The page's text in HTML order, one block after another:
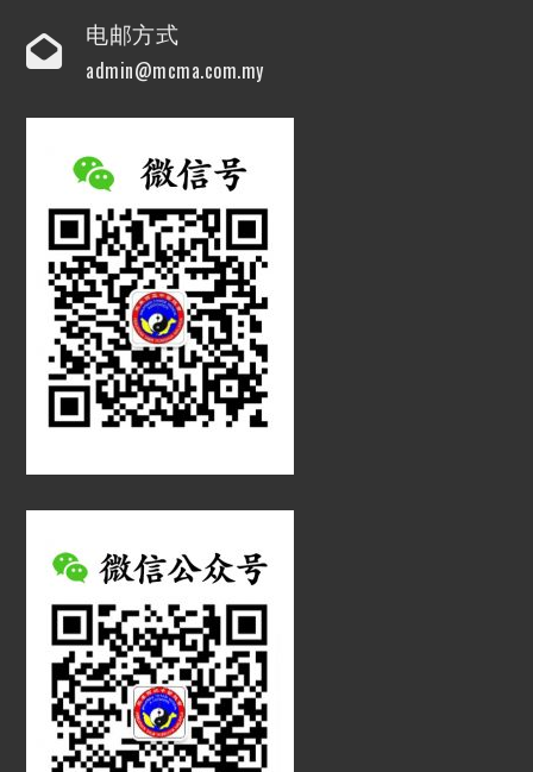
电邮方式
admin@mcma.com.my